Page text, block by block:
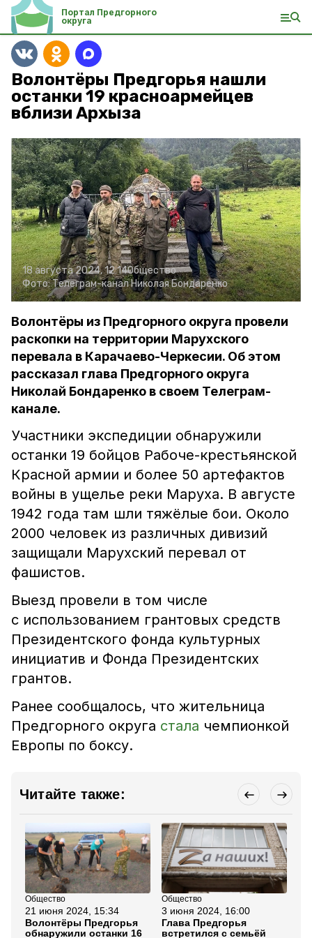
Портал Предгорного
округа
Волонтёры Предгорья нашли
останки 19 красноармейцев
вблизи Архыза
18 августа 2024, 12:14Общество
Фото:Телеграм-канал Николая Бондаренко
Волонтёры из Предгорного округа провели
раскопки на территории Марухского
перевала в Карачаево-Черкесии. Об этом
рассказал глава Предгорного округа
Николай Бондаренко в своем Телеграм-
канале.
Участники экспедиции обнаружили
останки 19 бойцов Рабоче-крестьянской
Красной армии и более 50 артефактов
войны в ущелье реки Маруха. В августе
1942 года там шли тяжёлые бои. Около
2000 человек из различных дивизий
защищали Марухский перевал от
фашистов.
Выезд провели в том числе
с использованием грантовых средств
Президентского фонда культурных
инициатив и Фонда Президентских
грантов.
Ранее сообщалось, что жительница
Предгорного округа стала чемпионкой
Европы по боксу.
Читайте также:
Общество
21 июня 2024, 15:34
Волонтёры Предгорья
обнаружили останки 16
Общество
3 июня 2024, 16:00
Глава Предгорья
встретился с семьёй